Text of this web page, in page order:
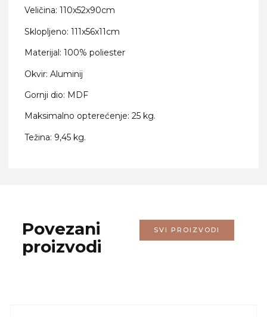
Veličina: 110x52x90cm
Sklopljeno: 111x56x11cm
Materijal: 100% poliester
Okvir: Aluminij
Gornji dio: MDF
Maksimalno opterećenje: 25 kg.
Težina: 9,45 kg.
Povezani
proizvodi
SVI PROIZVODI